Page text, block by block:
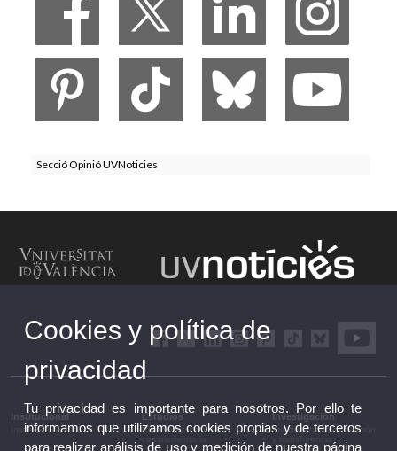
Secció Opinió UVNoticies
Institucional
Institucional
Estudios
Estudios y formación
Investigación
Investigación, innovación
Cookies y política de
privacidad
Tu privacidad es importante para nosotros. Por ello te
informamos que utilizamos cookies propias y de terceros
para realizar análisis de uso y medición de nuestra página